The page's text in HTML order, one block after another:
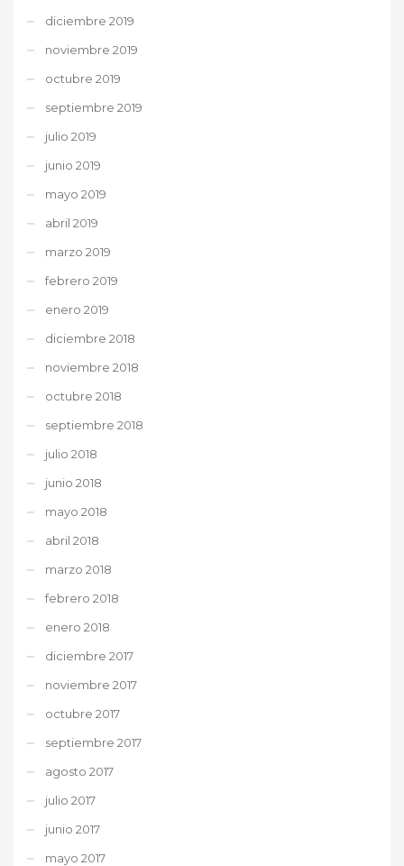
diciembre 2019
noviembre 2019
octubre 2019
septiembre 2019
julio 2019
junio 2019
mayo 2019
abril 2019
marzo 2019
febrero 2019
enero 2019
diciembre 2018
noviembre 2018
octubre 2018
septiembre 2018
julio 2018
junio 2018
mayo 2018
abril 2018
marzo 2018
febrero 2018
enero 2018
diciembre 2017
noviembre 2017
octubre 2017
septiembre 2017
agosto 2017
julio 2017
junio 2017
mayo 2017